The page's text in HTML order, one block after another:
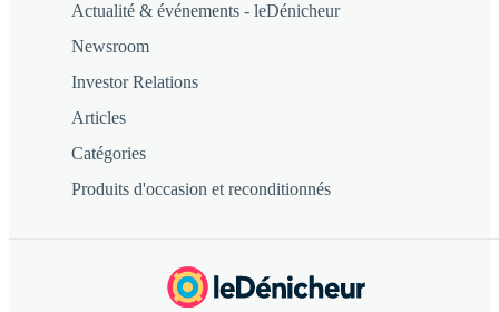
Actualité & événements - leDénicheur
Newsroom
Investor Relations
Articles
Catégories
Produits d'occasion et reconditionnés